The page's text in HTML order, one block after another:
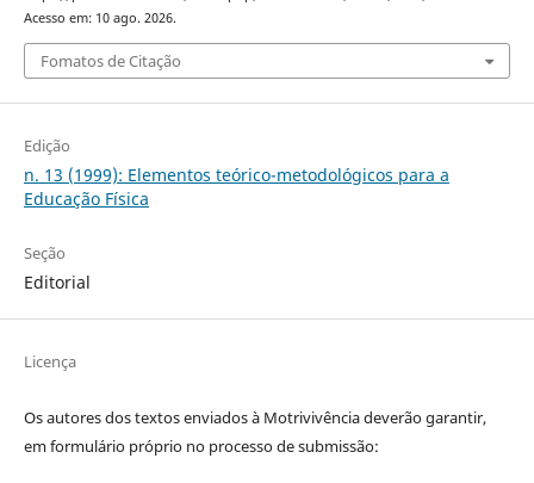
Acesso em: 10 ago. 2026.
Fomatos de Citação
Edição
n. 13 (1999): Elementos teórico-metodológicos para a
Educação Física
Seção
Editorial
Licença
Os autores dos textos enviados à Motrivivência deverão garantir,
em formulário próprio no processo de submissão: